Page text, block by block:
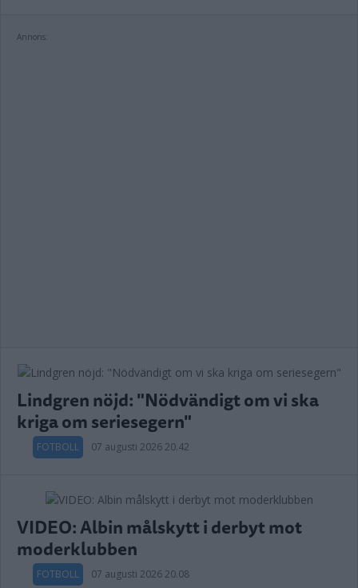
Annons:
Lindgren nöjd: "Nödvändigt om vi ska
kriga om seriesegern"
FOTBOLL 07 augusti 2026 20.42
VIDEO: Albin målskytt i derbyt mot
moderklubben
FOTBOLL 07 augusti 2026 20.08